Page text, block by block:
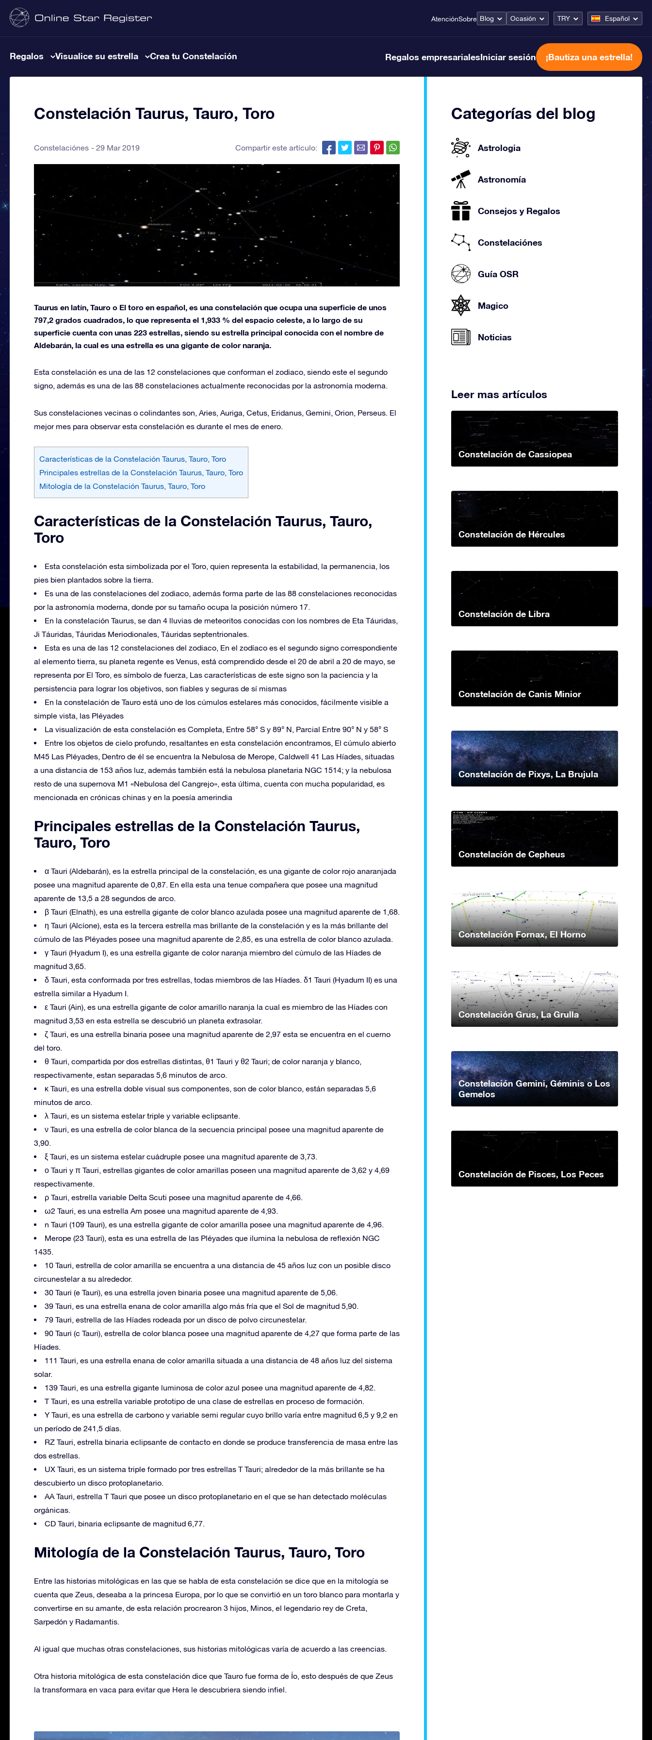
AtenciónSobre Blog Ocasión TRY Español
Regalos Visualice su estrella Crea tu Constelación Regalos empresarialesIniciar sesión ¡Bautiza una estrella!
Constelación Taurus, Tauro, Toro
Constelaciónes 29 Mar 2019 Compartir este artículo:
Taurus en latín, Tauro o El toro en español, es una constelación que ocupa una superficie de unos
797,2 grados cuadrados, lo que representa el 1,933 % del espacio celeste, a lo largo de su
superficie cuenta con unas 223 estrellas, siendo su estrella principal conocida con el nombre de
Aldebarán, la cual es una estrella es una gigante de color naranja.
Esta constelación es una de las 12 constelaciones que conforman el zodiaco, siendo este el segundo
signo, además es una de las 88 constelaciones actualmente reconocidas por la astronomía moderna.
Sus constelaciones vecinas o colindantes son, Aries, Auriga, Cetus, Eridanus, Gemini, Orion, Perseus. El
mejor mes para observar esta constelación es durante el mes de enero.
Características de la Constelación Taurus, Tauro, Toro
Principales estrellas de la Constelación Taurus, Tauro, Toro
Mitología de la Constelación Taurus, Tauro, Toro
Características de la Constelación Taurus, Tauro,
Toro
Esta constelación esta simbolizada por el Toro, quien representa la estabilidad, la permanencia, los
pies bien plantados sobre la tierra.
Es una de las constelaciones del zodiaco, además forma parte de las 88 constelaciones reconocidas
por la astronomía moderna, donde por su tamaño ocupa la posición número 17.
En la constelación Taurus, se dan 4 lluvias de meteoritos conocidas con los nombres de Eta Táuridas,
Ji Táuridas, Táuridas Meriodionales, Táuridas septentrionales.
Esta es una de las 12 constelaciones del zodiaco, En el zodíaco es el segundo signo correspondiente
al elemento tierra, su planeta regente es Venus, está comprendido desde el 20 de abril a 20 de mayo, se
representa por El Toro, es símbolo de fuerza, Las características de este signo son la paciencia y la
persistencia para lograr los objetivos, son fiables y seguras de sí mismas
En la constelación de Tauro está uno de los cúmulos estelares más conocidos, fácilmente visible a
simple vista, las Pléyades
La visualización de esta constelación es Completa, Entre 58° S y 89° N, Parcial Entre 90° N y 58° S
Entre los objetos de cielo profundo, resaltantes en esta constelación encontramos, El cúmulo abierto
M45 Las Pléyades, Dentro de él se encuentra la Nebulosa de Merope, Caldwell 41 Las Híades, situadas
a una distancia de 153 años luz, además también está la nebulosa planetaria NGC 1514; y la nebulosa
resto de una supernova M1 «Nebulosa del Cangrejo», esta última, cuenta con mucha popularidad, es
mencionada en crónicas chinas y en la poesía amerindia
Principales estrellas de la Constelación Taurus,
Tauro, Toro
α Tauri (Aldebarán), es la estrella principal de la constelación, es una gigante de color rojo anaranjada
posee una magnitud aparente de 0,87. En ella esta una tenue compañera que posee una magnitud
aparente de 13,5 a 28 segundos de arco.
β Tauri (Elnath), es una estrella gigante de color blanco azulada posee una magnitud aparente de 1,68.
η Tauri (Alcíone), esta es la tercera estrella mas brillante de la constelación y es la más brillante del
cúmulo de las Pléyades posee una magnitud aparente de 2,85, es una estrella de color blanco azulada.
γ Tauri (Hyadum I), es una estrella gigante de color naranja miembro del cúmulo de las Híades de
magnitud 3,65.
δ Tauri, esta conformada por tres estrellas, todas miembros de las Híades. δ1 Tauri (Hyadum II) es una
estrella similar a Hyadum I.
ε Tauri (Ain), es una estrella gigante de color amarillo naranja la cual es miembro de las Híades con
magnitud 3,53 en esta estrella se descubrió un planeta extrasolar.
ζ Tauri, es una estrella binaria posee una magnitud aparente de 2,97 esta se encuentra en el cuerno
del toro.
θ Tauri, compartida por dos estrellas distintas, θ1 Tauri y θ2 Tauri; de color naranja y blanco,
respectivamente, estan separadas 5,6 minutos de arco.
κ Tauri, es una estrella doble visual sus componentes, son de color blanco, están separadas 5,6
minutos de arco.
λ Tauri, es un sistema estelar triple y variable eclipsante.
ν Tauri, es una estrella de color blanca de la secuencia principal posee una magnitud aparente de
3,90.
ξ Tauri, es un sistema estelar cuádruple posee una magnitud aparente de 3,73.
ο Tauri y π Tauri, estrellas gigantes de color amarillas poseen una magnitud aparente de 3,62 y 4,69
respectivamente.
ρ Tauri, estrella variable Delta Scuti posee una magnitud aparente de 4,66.
ω2 Tauri, es una estrella Am posee una magnitud aparente de 4,93.
n Tauri (109 Tauri), es una estrella gigante de color amarilla posee una magnitud aparente de 4,96.
Merope (23 Tauri), esta es una estrella de las Pléyades que ilumina la nebulosa de reflexión NGC
1435.
10 Tauri, estrella de color amarilla se encuentra a una distancia de 45 años luz con un posible disco
circunestelar a su alrededor.
30 Tauri (e Tauri), es una estrella joven binaria posee una magnitud aparente de 5,06.
39 Tauri, es una estrella enana de color amarilla algo más fría que el Sol de magnitud 5,90.
79 Tauri, estrella de las Híades rodeada por un disco de polvo circunestelar.
90 Tauri (c Tauri), estrella de color blanca posee una magnitud aparente de 4,27 que forma parte de las
Híades.
111 Tauri, es una estrella enana de color amarilla situada a una distancia de 48 años luz del sistema
solar.
139 Tauri, es una estrella gigante luminosa de color azul posee una magnitud aparente de 4,82.
T Tauri, es una estrella variable prototipo de una clase de estrellas en proceso de formación.
Y Tauri, es una estrella de carbono y variable semi regular cuyo brillo varía entre magnitud 6,5 y 9,2 en
un período de 241,5 días.
RZ Tauri, estrella binaria eclipsante de contacto en donde se produce transferencia de masa entre las
dos estrellas.
UX Tauri, es un sistema triple formado por tres estrellas T Tauri; alrededor de la más brillante se ha
descubierto un disco protoplanetario.
AA Tauri, estrella T Tauri que posee un disco protoplanetario en el que se han detectado moléculas
orgánicas.
CD Tauri, binaria eclipsante de magnitud 6,77.
Mitología de la Constelación Taurus, Tauro, Toro
Entre las historias mitológicas en las que se habla de esta constelación se dice que en la mitología se
cuenta que Zeus, deseaba a la princesa Europa, por lo que se convirtió en un toro blanco para montarla y
convertirse en su amante, de esta relación procrearon 3 hijos, Minos, el legendario rey de Creta,
Sarpedón y Radamantis.
Al igual que muchas otras constelaciones, sus historias mitológicas varía de acuerdo a las creencias.
Otra historia mitológica de esta constelación dice que Tauro fue forma de Ío, esto después de que Zeus
la transformara en vaca para evitar que Hera le descubriera siendo infiel.
Categorías del blog
Astrologia
Astronomía
Consejos y Regalos
Constelaciónes
Guía OSR
Magico
Noticias
Leer mas artículos
Constelación de Cassiopea
Constelación de Hércules
Constelación de Libra
Constelación de Canis Minior
Constelación de Pixys, La Brujula
Constelación de Cepheus
Constelación Fornax, El Horno
Constelación Grus, La Grulla
Constelación Gemini, Géminis o Los
Gemelos
Constelación de Pisces, Los Peces